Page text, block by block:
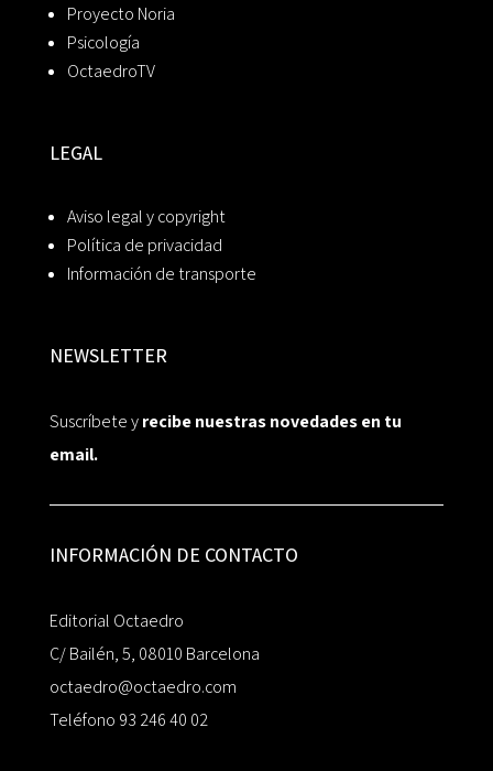
Proyecto Noria
Psicología
OctaedroTV
LEGAL
Aviso legal y copyright
Política de privacidad
Información de transporte
NEWSLETTER
Suscríbete yrecibe nuestras novedades en tu
email.
INFORMACIÓN DE CONTACTO
Editorial Octaedro
C/ Bailén, 5, 08010 Barcelona
octaedro@octaedro.com
Teléfono 93 246 40 02